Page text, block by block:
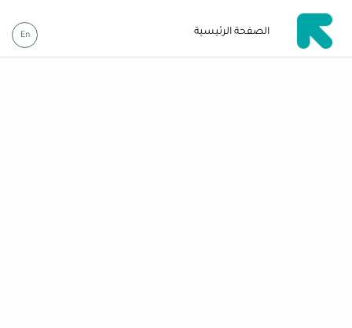
الصفحة الرئيسية En